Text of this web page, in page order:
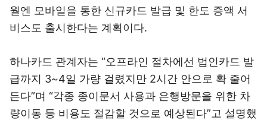
월엔 모바일을 통한 신규카드 발급 및 한도 증액 서
비스도 출시한다는 계획이다.
하나카드 관계자는 “오프라인 절차에선 법인카드 발
급까지 3~4일 가량 걸렸지만 2시간 안으로 확 줄어
든다”며 “각종 종이문서 사용과 은행방문을 위한 차
량이동 등 비용도 절감할 것으로 예상된다”고 설명했